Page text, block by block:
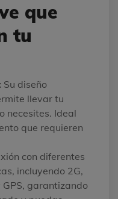
que
tu
Su diseño
llevar tu
necesites. Ideal
que requieren
con diferentes
incluyendo 2G,
GPS, garantizando